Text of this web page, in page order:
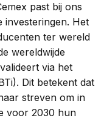
past bij ons
investeringen. Het
ter wereld
wereldwijde
via het
Dit betekent dat
streven om in
voor 2030 hun